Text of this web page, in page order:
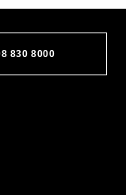
830 8000